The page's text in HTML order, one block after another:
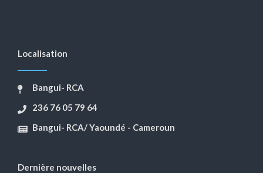
Localisation
Bangui- RCA
236 76 05 79 64
Bangui- RCA/ Yaoundé - Cameroun
Dernière nouvelles